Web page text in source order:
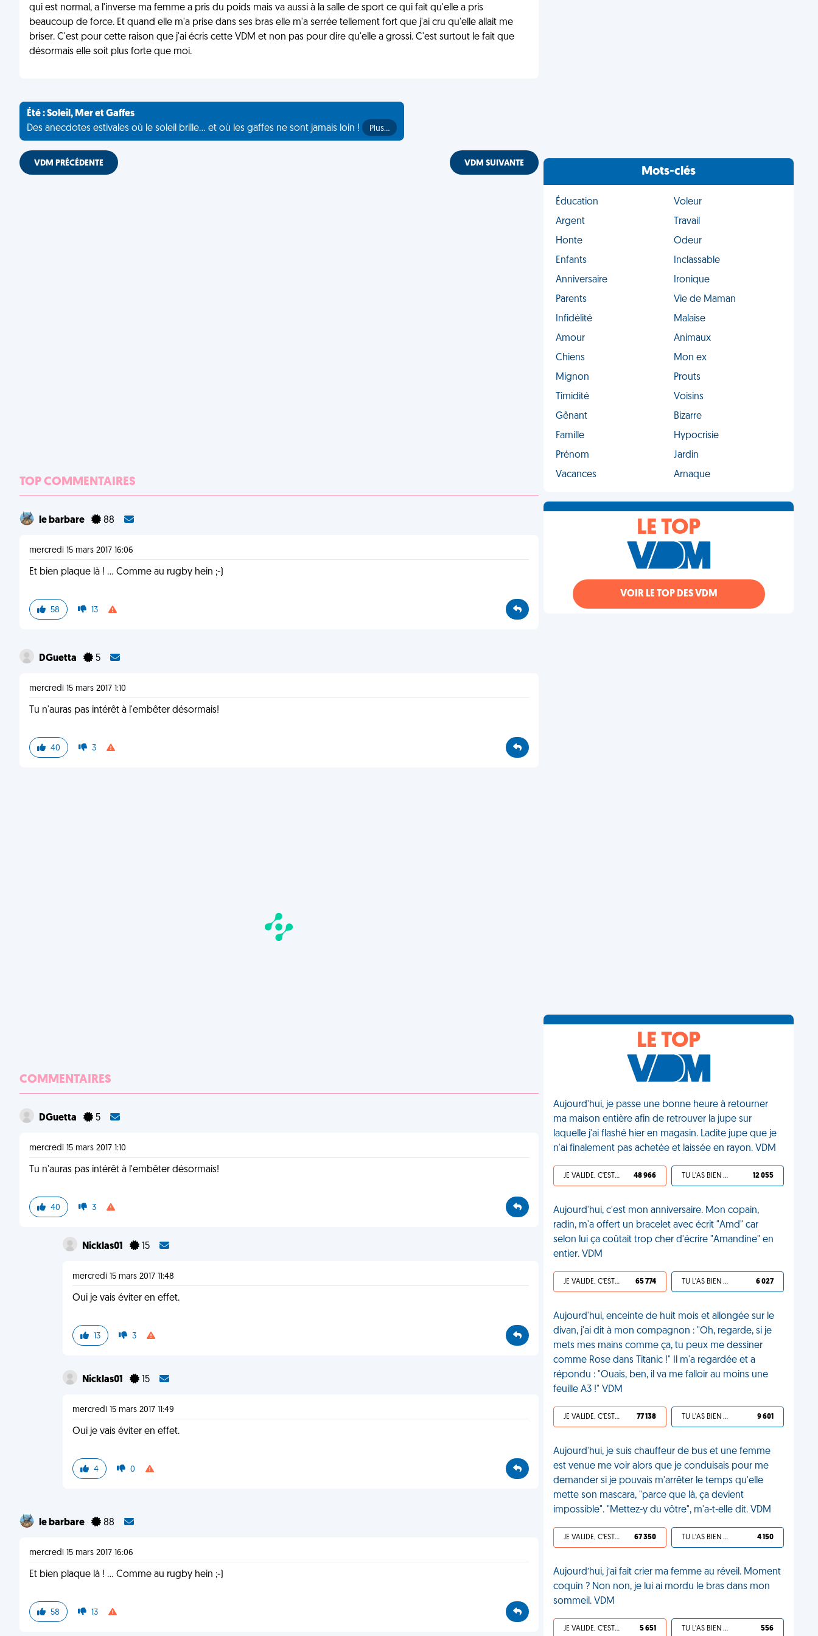
qui est normal, a l'inverse ma femme a pris du poids mais va aussi à la salle de sport ce qui fait qu'elle a pris
beaucoup de force. Et quand elle m'a prise dans ses bras elle m'a serrée tellement fort que j'ai cru qu'elle allait me
briser. C'est pour cette raison que j'ai écris cette VDM et non pas pour dire qu'elle a grossi. C'est surtout le fait que
désormais elle soit plus forte que moi.
Été : Soleil, Mer et Gaffes
Des anecdotes estivales où le soleil brille... et où les gaffes ne sont jamais loin !
Plus…
VDM PRÉCÉDENTE VDM SUIVANTE
TOP COMMENTAIRES
le barbare 88
mercredi 15 mars 2017 16:06
Et bien plaque là ! ... Comme au rugby hein ;-)
58 13
DGuetta 5
mercredi 15 mars 2017 1:10
Tu n'auras pas intérêt à l'embêter désormais!
40 3
COMMENTAIRES
DGuetta 5
mercredi 15 mars 2017 1:10
Tu n'auras pas intérêt à l'embêter désormais!
40 3
Nicklas01 15
mercredi 15 mars 2017 11:48
Oui je vais éviter en effet.
13 3
Nicklas01 15
mercredi 15 mars 2017 11:49
Oui je vais éviter en effet.
4 0
le barbare 88
mercredi 15 mars 2017 16:06
Et bien plaque là ! ... Comme au rugby hein ;-)
58 13
Mots-clés
Éducation
Voleur
Argent
Travail
Honte
Odeur
Enfants
Inclassable
Anniversaire
Ironique
Parents
Vie de Maman
Infidélité
Malaise
Amour
Animaux
Chiens
Mon ex
Mignon
Prouts
Timidité
Voisins
Gênant
Bizarre
Famille
Hypocrisie
Prénom
Jardin
Vacances
Arnaque
LE TOP
VOIR LE TOP DES VDM
LE TOP
Aujourd'hui, je passe une bonne heure à retourner
ma maison entière afin de retrouver la jupe sur
laquelle j'ai flashé hier en magasin. Ladite jupe que je
n'ai finalement pas achetée et laissée en rayon. VDM
JE VALIDE, C'EST UNE VDM 48 966 TU L'AS BIEN MÉRITÉ 12 055
Aujourd'hui, c'est mon anniversaire. Mon copain,
radin, m'a offert un bracelet avec écrit "Amd" car
selon lui ça coûtait trop cher d'écrire "Amandine" en
entier. VDM
JE VALIDE, C'EST UNE VDM 65 774 TU L'AS BIEN MÉRITÉ 6 027
Aujourd'hui, enceinte de huit mois et allongée sur le
divan, j'ai dit à mon compagnon : "Oh, regarde, si je
mets mes mains comme ça, tu peux me dessiner
comme Rose dans Titanic !" Il m'a regardée et a
répondu : "Ouais, ben, il va me falloir au moins une
feuille A3 !" VDM
JE VALIDE, C'EST UNE VDM 77 138 TU L'AS BIEN MÉRITÉ 9 601
Aujourd'hui, je suis chauffeur de bus et une femme
est venue me voir alors que je conduisais pour me
demander si je pouvais m'arrêter le temps qu'elle
mette son mascara, "parce que là, ça devient
impossible". "Mettez-y du vôtre", m'a-t-elle dit. VDM
JE VALIDE, C'EST UNE VDM 67 350 TU L'AS BIEN MÉRITÉ 4 150
Aujourd’hui, j’ai fait crier ma femme au réveil. Moment
coquin ? Non non, je lui ai mordu le bras dans mon
sommeil. VDM
JE VALIDE, C'EST UNE VDM 5 651 TU L'AS BIEN MÉRITÉ 556